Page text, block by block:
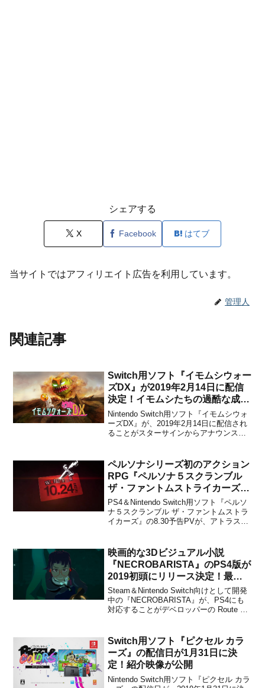
シェアする
X Facebook はてブ
当サイトではアフィリエイト広告を利用しています。
管理人
関連記事
Switch用ソフト『イモムシウォー
ズDX』が2019年2月14日に配信
決定！イモムシたちの過酷な成長
競争を描いたアクションプラット
フォーム
Nintendo Switch用ソフト『イモムシウォ
ーズDX』が、2019年2月14日に配信され
ることがスターサインからアナウンスさ
の過酷な成長競争を描いたアクションプ
ラットフォームで、3DSで配信された...
ペルソナシリーズ初のアクション
RPG『ペルソナ５スクランブル
ザ・ファントムストライカーズ』
の8.30予告PVが公開！
PS4＆Nintendo Switch用ソフト『ペルソ
ナ５スクランブル ザ・ファントムストラ
イカーズ』の8.30予告PVが、アトラスか
は渋谷を飛び出し日本各地へ──アトラス
×コーエーテクモゲームスが送るペルソ...
映画的な3Dビジュアル小説
『NECROBARISTA』のPS4版が
2019初頭にリリース決定！最新
トレーラーも公開
Steam＆Nintendo Switch向けとして開発
中の『NECROBARISTA』が、PS4にも
対応することがデベロッパーの Route 59
利用可能になることも合わせて発表され
ています。本作は、ア...
Switch用ソフト『ピクセル カラ
ーズ』の配信日が1月31日に決
定！紹介映像が公開
Nintendo Switch用ソフト『ピクセル カラ